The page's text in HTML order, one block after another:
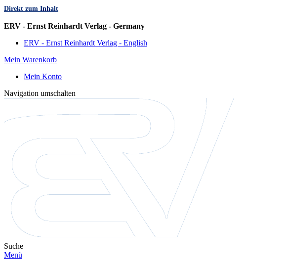
Direkt zum Inhalt
ERV - Ernst Reinhardt Verlag - Germany
ERV - Ernst Reinhardt Verlag - English
Mein Warenkorb
Mein Konto
Navigation umschalten
Suche
Menü